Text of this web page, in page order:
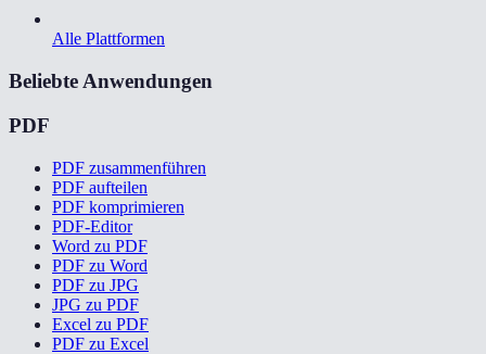
Alle Plattformen
Beliebte Anwendungen
PDF
PDF zusammenführen
PDF aufteilen
PDF komprimieren
PDF-Editor
Word zu PDF
PDF zu Word
PDF zu JPG
JPG zu PDF
Excel zu PDF
PDF zu Excel